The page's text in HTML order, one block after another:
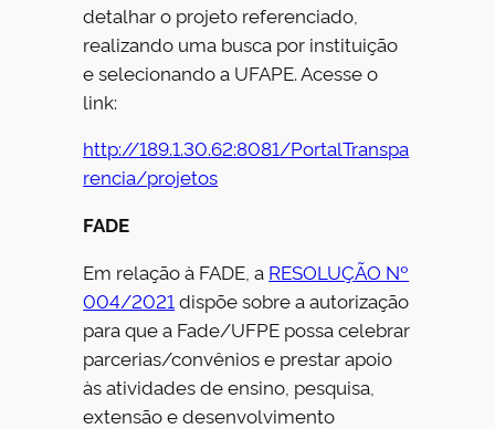
detalhar o projeto referenciado,
realizando uma busca por instituição
e selecionando a UFAPE. Acesse o
link:
http://189.1.30.62:8081/PortalTranspa
rencia/projetos
FADE
Em relação à FADE, a RESOLUÇÃO Nº
004/2021 dispõe sobre a autorização
para que a Fade/UFPE possa celebrar
parcerias/convênios e prestar apoio
às atividades de ensino, pesquisa,
extensão e desenvolvimento